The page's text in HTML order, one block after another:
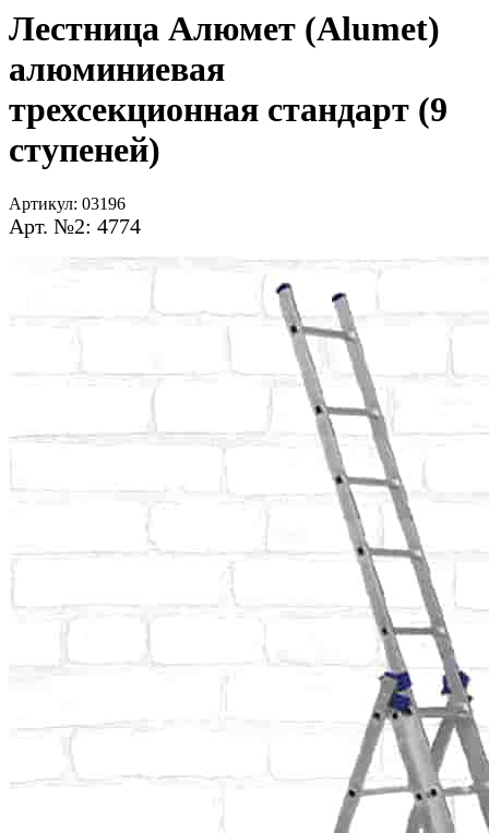
Лестница Алюмет (Alumet)
алюминиевая
трехсекционная стандарт (9
ступеней)
Артикул: 03196
Арт. №2: 4774